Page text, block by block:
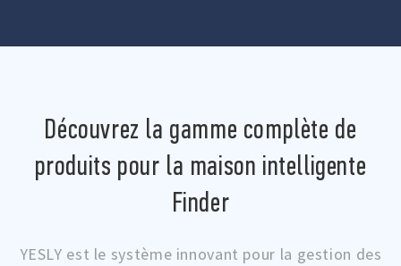
Découvrez la gamme complète de
produits pour la maison intelligente
Finder
YESLY est le système innovant pour la gestion des